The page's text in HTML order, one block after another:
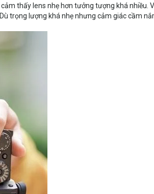
thấy lens nhẹ hơn tưởng tượng khá nhiều.
trọng lượng khá nhẹ nhưng cảm giác cầm